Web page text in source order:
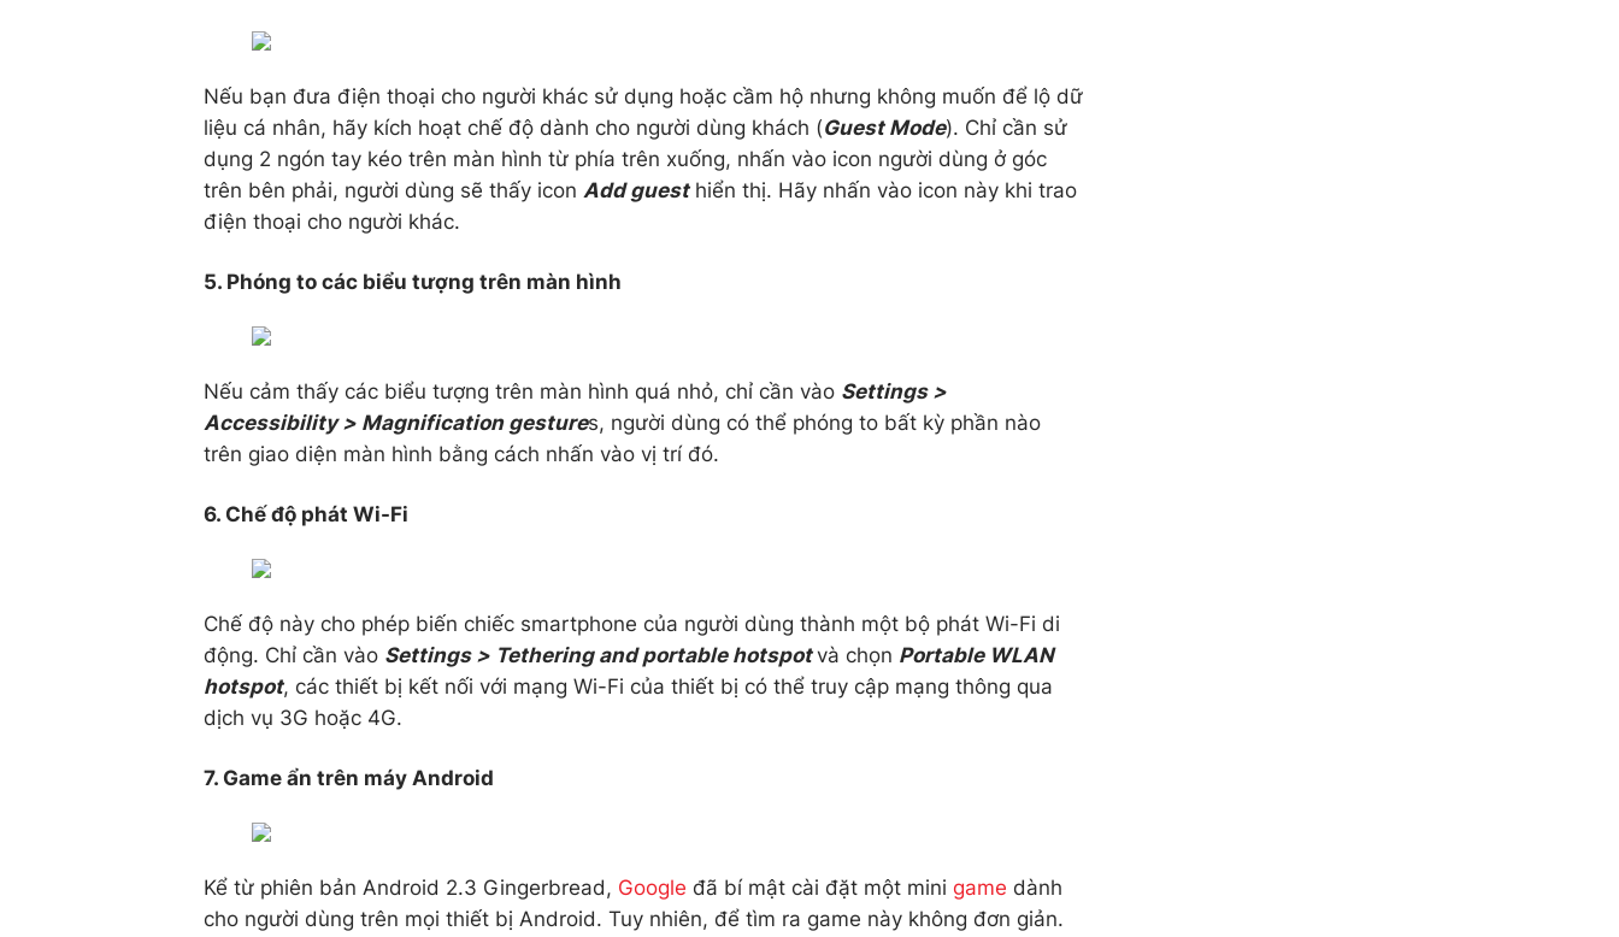
Nếu bạn đưa điện thoại cho người khác sử dụng hoặc cầm hộ nhưng không muốn để lộ dữ
liệu cá nhân, hãy kích hoạt chế độ dành cho người dùng khách (Guest Mode). Chỉ cần sử
dụng 2 ngón tay kéo trên màn hình từ phía trên xuống, nhấn vào icon người dùng ở góc
trên bên phải, người dùng sẽ thấy icon Add guesthiển thị. Hãy nhấn vào icon này khi trao
điện thoại cho người khác.
5. Phóng to các biểu tượng trên màn hình
Nếu cảm thấy các biểu tượng trên màn hình quá nhỏ, chỉ cần vào Settings >
Accessibility > Magnification gestures, người dùng có thể phóng to bất kỳ phần nào
trên giao diện màn hình bằng cách nhấn vào vị trí đó.
6. Chế độ phát Wi-Fi
Chế độ này cho phép biến chiếc smartphone của người dùng thành một bộ phát Wi-Fi di
động. Chỉ cần vào Settings > Tethering and portable hotspotvà chọn Portable WLAN
hotspot, các thiết bị kết nối với mạng Wi-Fi của thiết bị có thể truy cập mạng thông qua
dịch vụ 3G hoặc 4G.
7. Game ẩn trên máy Android
Kể từ phiên bản Android 2.3 Gingerbread, Google đã bí mật cài đặt một mini game dành
cho người dùng trên mọi thiết bị Android. Tuy nhiên, để tìm ra game này không đơn giản.